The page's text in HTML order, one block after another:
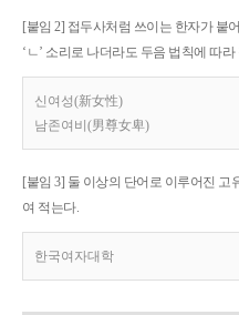
[붙임 2] 접두사처럼 쓰이는 한자가 붙
‘ㄴ’ 소리로 나더라도 두음 법칙에 따라
신여성(新女性)
남존여비(男尊女卑)
[붙임 3] 둘 이상의 단어로 이루어진 고
여 적는다.
한국여자대학